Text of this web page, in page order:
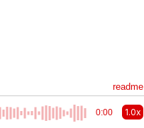
readme
0:00 1.0x